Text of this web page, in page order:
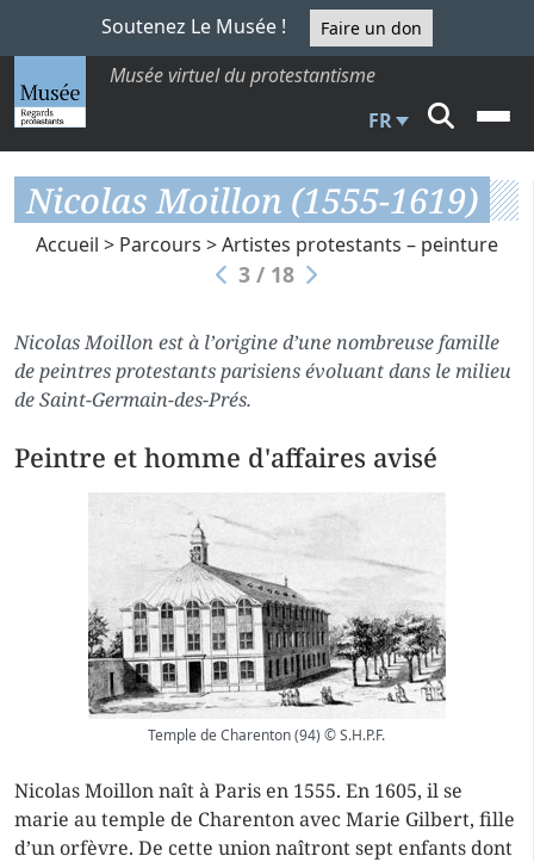
Soutenez Le Musée ! Faire un don
Musée virtuel du protestantisme
FR
Nicolas Moillon (1555-1619)
Accueil > Parcours >Artistes protestants – peinture
3 / 18
Nicolas Moillon est à l’origine d’une nombreuse famille
de peintres protestants parisiens évoluant dans le milieu
de Saint-Germain-des-Prés.
Peintre et homme d'affaires avisé
Temple de Charenton (94) © S.H.P.F.
Nicolas Moillon naît à Paris en 1555. En 1605, il se
marie au temple de Charenton avec Marie Gilbert, fille
d’un orfèvre. De cette union naîtront sept enfants dont